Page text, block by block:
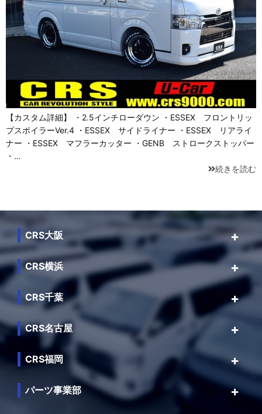
【カスタム詳細】 ・2.5インチローダウン ・ESSEX フロントリッ
プスポイラーVer.4 ・ESSEX サイドライナー ・ESSEX リアライ
ナー ・ESSEX マフラーカッター ・GENB ストロークストッパー
・…
続きを読む
CRS大阪
CRS横浜
CRS千葉
CRS名古屋
CRS福岡
パーツ事業部